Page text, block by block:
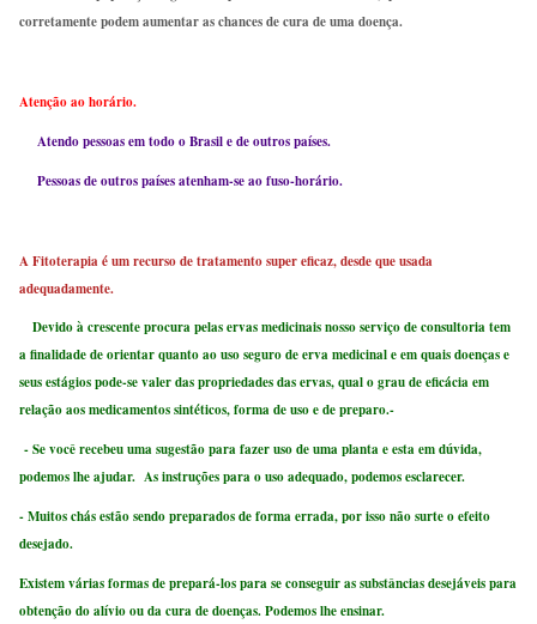
corretamente podem aumentar as chances de cura de uma doença.
Atenção ao horário.
Atendo pessoas em todo o Brasil e de outros países.
Pessoas de outros países atenham-se aofuso-horário.
A Fitoterapia é um recurso de tratamento super eficaz, desde que usada
adequadamente.
Devido à crescente procura pelas ervas medicinais nosso serviço de consultoria tem
a finalidade de orientar quanto ao uso seguro de erva medicinal e em quais doenças e
seus estágios pode-se valer das propriedades das ervas, qual o grau de eficácia em
relação aos medicamentos sintéticos, forma de uso e de preparo.-
- Se você recebeu uma sugestão para fazer uso de uma planta e esta em dúvida,
podemos lhe ajudar. As instruções para o uso adequado, podemos esclarecer.
- Muitos chás estão sendo preparados de forma errada, por isso não surte o efeito
desejado.
Existem várias formas de prepará-los para se conseguir as substâncias desejáveis para
obtenção do alívio ou da cura de doenças. Podemos lhe ensinar.